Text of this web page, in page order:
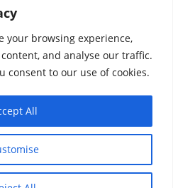
your browsing experience,
and analyse our traffic.
consent to our use of cookies.
All
byEasy4You– Design and
byEasy4You